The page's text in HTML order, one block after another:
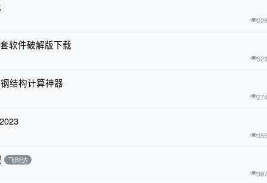
228
软件破解版下载
523
结构计算神器
274
355
飞时达
397